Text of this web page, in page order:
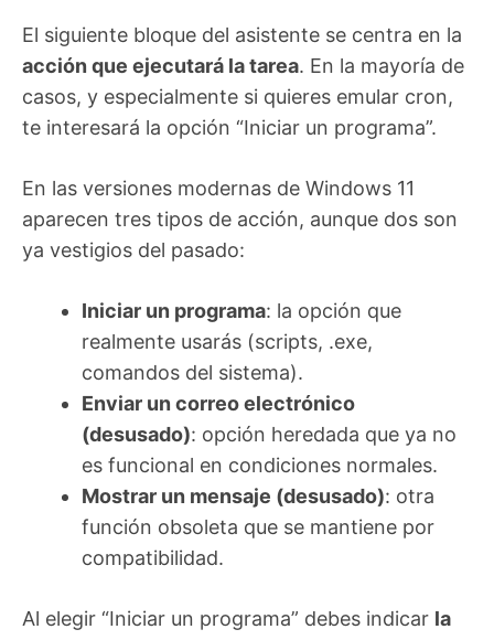
El siguiente bloque del asistente se centra en la
acción que ejecutará la tarea. En la mayoría de
casos, y especialmente si quieres emular cron,
te interesará la opción “Iniciar un programa”.
En las versiones modernas de Windows 11
aparecen tres tipos de acción, aunque dos son
ya vestigios del pasado:
Iniciar un programa: la opción que
realmente usarás (scripts, .exe,
comandos del sistema).
Enviar un correo electrónico
(desusado): opción heredada que ya no
es funcional en condiciones normales.
Mostrar un mensaje (desusado): otra
función obsoleta que se mantiene por
compatibilidad.
Al elegir “Iniciar un programa” debes indicar la